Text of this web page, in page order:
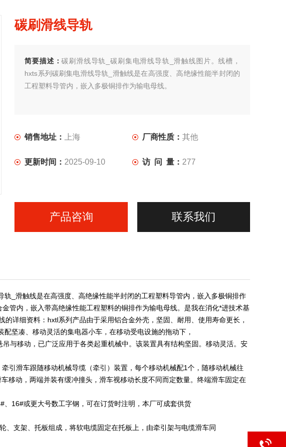
碳刷滑线导轨
简要描述：碳刷滑线导轨_碳刷集电滑线导轨_滑触线图片。线槽，
hxts系列碳刷集电滑线导轨_滑触线是在高强度、高绝缘性能半封闭的
工程塑料导管内，嵌入多极铜排作为输电母线。
销售地址： 上海 厂商性质：其他
更新时间： 2025-09-10 访 问 量： 277
产品咨询 联系我们
轨_滑触线是在高强度、高绝缘性能半封闭的工程塑料导管内，嵌入多极铜排作
管内，嵌入带高绝缘性能工程塑料的铜排作为输电母线。是我在消化*进技术基
详细资料：hxtl系列产品由于采用铝合金外壳，坚固、耐用、使用寿命更长，
坚凑、移动灵活的集电器小车，在移动受电设施的拖动下，
与移动，已广泛应用于各类起重机械中。该装置具有结构坚固。移动灵活。安
引滑车跟随移动机械导缆（牵引）装置，每个移动机械配1个，随移动机械往
移动，两端并装有缓冲撞头，滑车视移动长度不同而定数量。终端滑车固定在
16#或更大号数工字钢，可在订货时注明，本厂可成套供货
、支架、托板组成，将软电缆固定在托板上，由牵引架与电缆滑车同